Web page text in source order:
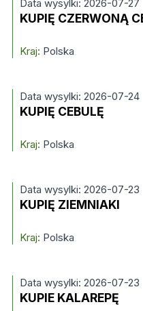
Data wysylki: 2026-07-27
KUPIĘ CZERWONĄ
Kraj: Polska
Data wysylki: 2026-07-24
KUPIĘ CEBULĘ
Kraj: Polska
Data wysylki: 2026-07-23
KUPIĘ ZIEMNIAKI
Kraj: Polska
Data wysylki: 2026-07-23
KUPIE KALAREPĘ